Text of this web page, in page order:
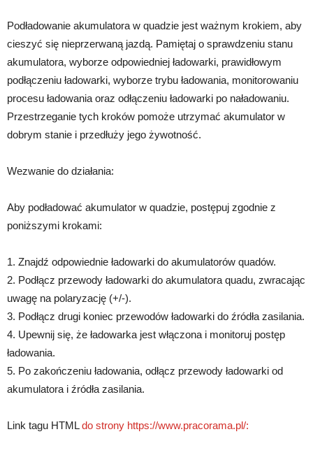
Podładowanie akumulatora w quadzie jest ważnym krokiem, aby
cieszyć się nieprzerwaną jazdą. Pamiętaj o sprawdzeniu stanu
akumulatora, wyborze odpowiedniej ładowarki, prawidłowym
podłączeniu ładowarki, wyborze trybu ładowania, monitorowaniu
procesu ładowania oraz odłączeniu ładowarki po naładowaniu.
Przestrzeganie tych kroków pomoże utrzymać akumulator w
dobrym stanie i przedłuży jego żywotność.
Wezwanie do działania:
Aby podładować akumulator w quadzie, postępuj zgodnie z
poniższymi krokami:
1. Znajdź odpowiednie ładowarki do akumulatorów quadów.
2. Podłącz przewody ładowarki do akumulatora quadu, zwracając
uwagę na polaryzację (+/-).
3. Podłącz drugi koniec przewodów ładowarki do źródła zasilania.
4. Upewnij się, że ładowarka jest włączona i monitoruj postęp
ładowania.
5. Po zakończeniu ładowania, odłącz przewody ładowarki od
akumulatora i źródła zasilania.
Link tagu HTMLdo strony https://www.pracorama.pl/: